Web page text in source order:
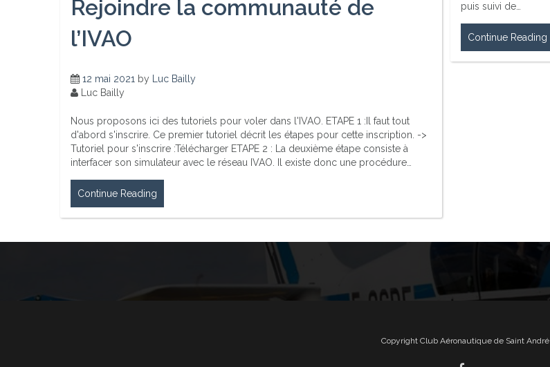
Rejoindre la communauté de
l’IVAO
12 mai 2021 by Luc Bailly
Luc Bailly
Nous proposons ici des tutoriels pour voler dans l'IVAO. ETAPE 1 :Il faut tout
d'abord s'inscrire. Ce premier tutoriel décrit les étapes pour cette inscription. ->
Tutoriel pour s'inscrire :Télécharger ETAPE 2 : La deuxième étape consiste à
interfacer son simulateur avec le réseau IVAO. Il existe donc une procédure…
Continue Reading
puis suivi de…
Continue Reading
Copyright Club Aéronautique de Saint André